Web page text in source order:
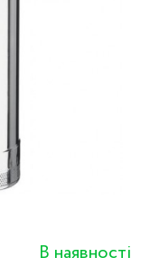
В наявності